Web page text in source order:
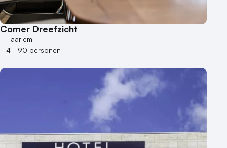
Comer Dreefzicht
Haarlem
4 - 90 personen